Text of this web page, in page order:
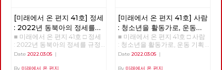
[미래에서 온 편지 41호] 정세
: 2022년 동북아의 정세를
규정하는 네 가지 요인
■ 미래에서 온 편지 41호 □ 정세
: 2022년 동북아의 정세를 규정
하는 네 가지 요인 >>>>>> 업로
Date 2022.03.05 |
By 미래에서 온 편지
[미래에서 온 편지 41호] 사람
: 청소년을 활동가로, 운동
기획자 고유미
■ 미래에서 온 편지 41호 □ 사람
: 청소년을 활동가로, 운동 기획
자 고유미 >>>>>> 업로드 준비
Date 2022.03.05|
By 미래에서 온 편지